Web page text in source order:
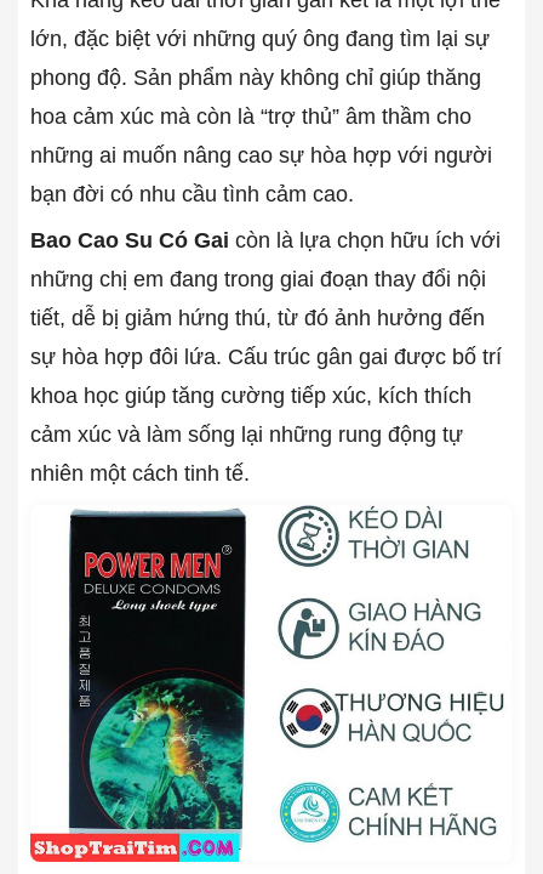
lớn, đặc biệt với những quý ông đang tìm lại sự
phong độ. Sản phẩm này không chỉ giúp thăng
hoa cảm xúc mà còn là “trợ thủ” âm thầm cho
những ai muốn nâng cao sự hòa hợp với người
bạn đời có nhu cầu tình cảm cao.
Bao Cao Su Có Gai còn là lựa chọn hữu ích với
những chị em đang trong giai đoạn thay đổi nội
tiết, dễ bị giảm hứng thú, từ đó ảnh hưởng đến
sự hòa hợp đôi lứa. Cấu trúc gân gai được bố trí
khoa học giúp tăng cường tiếp xúc, kích thích
cảm xúc và làm sống lại những rung động tự
nhiên một cách tinh tế.